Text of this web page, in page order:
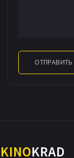
ОТПРАВИТЬ
KINOKRAD